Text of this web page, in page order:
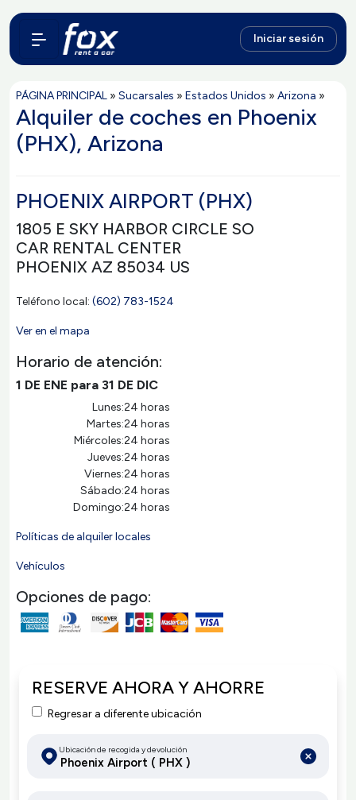
Iniciar sesión
PÁGINA PRINCIPAL » Sucarsales » Estados Unidos » Arizona »
Alquiler de coches en Phoenix
(PHX), Arizona
PHOENIX AIRPORT (PHX)
1805 E SKY HARBOR CIRCLE SO
CAR RENTAL CENTER
PHOENIX AZ 85034 US
Teléfono local: (602) 783-1524
Ver en el mapa
Horario de atención:
1 DE ENE para 31 DE DIC
Lunes:24 horas
Martes:24 horas
Miércoles:24 horas
Jueves:24 horas
Viernes:24 horas
Sábado:24 horas
Domingo:24 horas
Políticas de alquiler locales
Vehículos
Opciones de pago:
RESERVE AHORA Y AHORRE
Regresar a diferente ubicación
Ubicación de recogida y devolución